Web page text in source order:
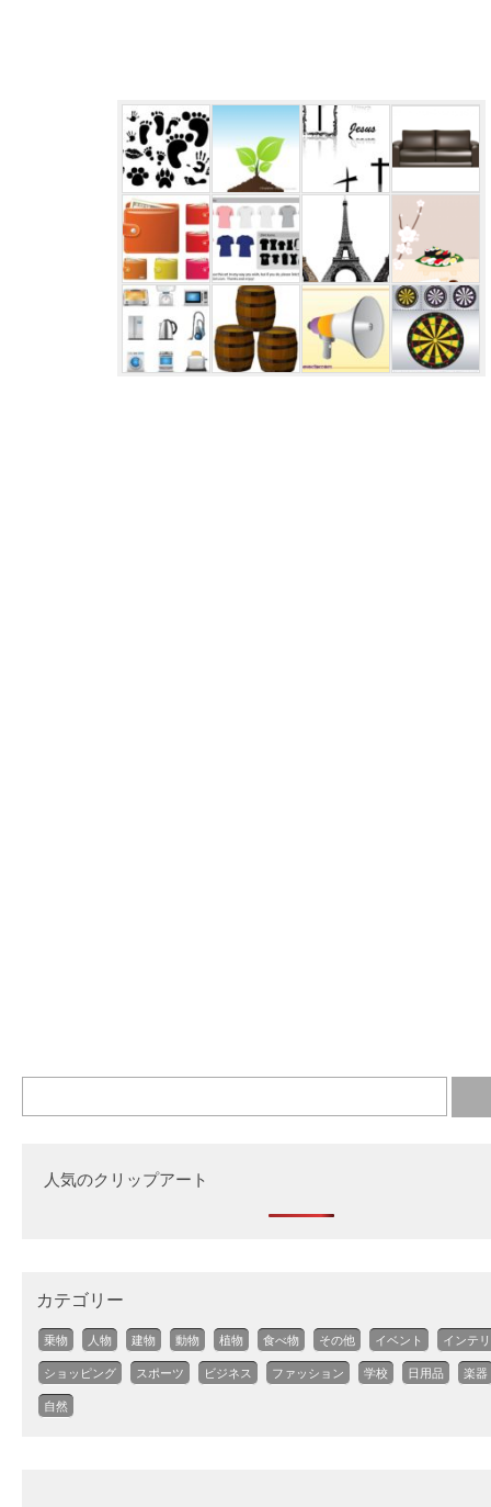
人気のクリップアート
カテゴリー
乗物 人物 建物 動物 植物 食べ物 その他 イベント インテ
ショッピング スポーツ ビジネス ファッション 学校 日用品 楽器
自然